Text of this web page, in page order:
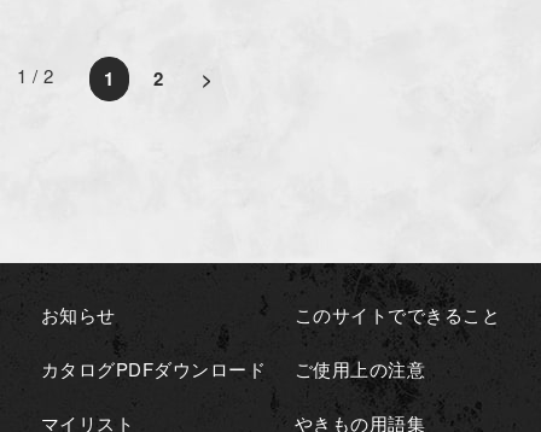
1 / 2 1 2 >
お知らせ
カタログPDFダウンロード
マイリスト
このサイトでできること
ご使用上の注意
やきもの用語集